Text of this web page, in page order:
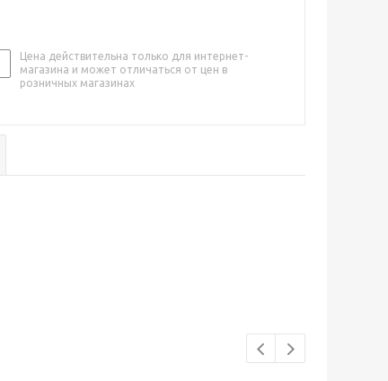
Цена действительна только для интернет-
магазина и может отличаться от цен в
розничных магазинах